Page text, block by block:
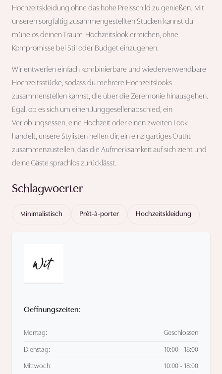
Hochzeitskleidung ohne das hohe Preisschild zu genießen. Mit
unseren sorgfältig zusammengestellten Stücken kannst du
mühelos deinen Traum-Hochzeitslook erreichen, ohne
Kompromisse bei Stil oder Budget einzugehen.
Wir entwerfen einfach kombinierbare und wiederverwendbare
Hochzeitsstücke, sodass du mehrere Hochzeitslooks
zusammenstellen kannst, die über die Zeremonie hinausgehen.
Egal, ob es sich um einen Junggesellenabschied, ein
Verlobungsessen, eine Hochzeit oder einen zweiten Look
handelt, unsere Stylisten helfen dir, ein einzigartiges Outfit
zusammenzustellen, das die Aufmerksamkeit auf sich zieht und
deine Gäste sprachlos zurücklässt.
Schlagwoerter
Minimalistisch Prêt-à-porter Hochzeitskleidung
Oeffnungszeiten:
Montag: Geschlossen
Dienstag: 10:00 - 18:00
Mittwoch: 10:00 - 18:00